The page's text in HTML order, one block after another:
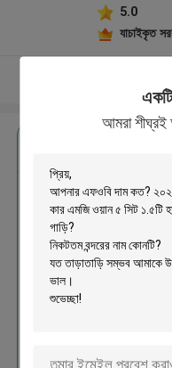
একটি
আমরা
5.0
যাচাইকৃত